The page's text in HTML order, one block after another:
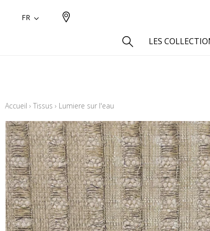
FR
LES
Accueil › Tissus › Lumiere sur l'eau